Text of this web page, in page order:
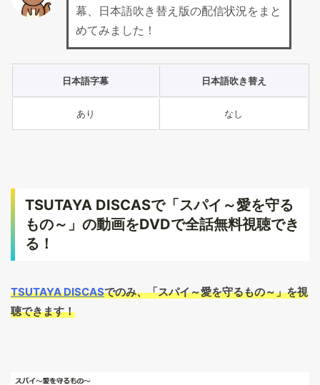
幕、日本語吹き替え版の配信状況をまと
めてみました！
日本語字幕 日本語吹き替え
あり なし
TSUTAYA DISCASで「スパイ～愛を守る
もの～」の動画をDVDで全話無料視聴でき
る！
TSUTAYA DISCASでのみ、「スパイ～愛を守るもの～」を視
聴できます！